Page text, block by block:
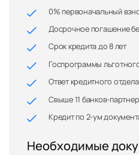
0% первоначальный
Досрочное погашение
Срок кредита до 8 лет
Госпрограммы
Ответ кредитного
Свыше 11 банков-
Кредит по 2-ум
Необходимые